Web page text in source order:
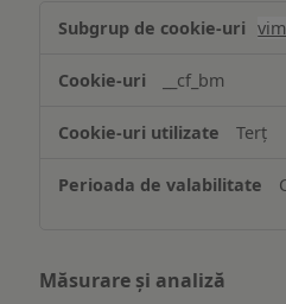
Asigurarea
funcționalităților
website-
ului
__cf_bm
Terț
Măsurare și analiză